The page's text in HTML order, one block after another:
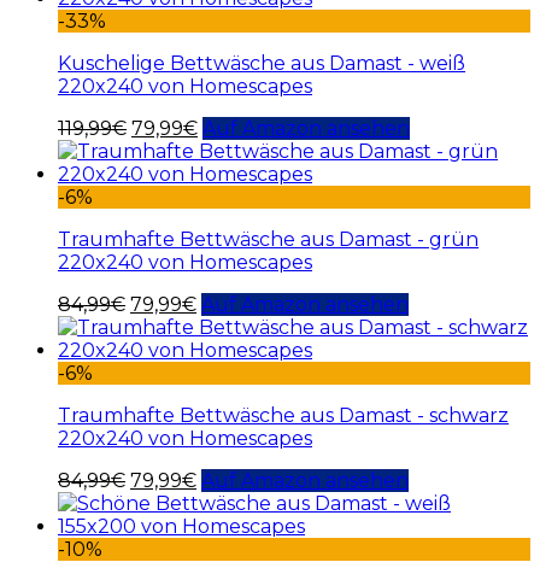
-33%
Kuschelige Bettwäsche aus Damast - weiß
220x240 von Homescapes
119,99€ 79,99€ Auf Amazon ansehen
-6%
Traumhafte Bettwäsche aus Damast - grün
220x240 von Homescapes
84,99€ 79,99€ Auf Amazon ansehen
-6%
Traumhafte Bettwäsche aus Damast - schwarz
220x240 von Homescapes
84,99€ 79,99€ Auf Amazon ansehen
-10%